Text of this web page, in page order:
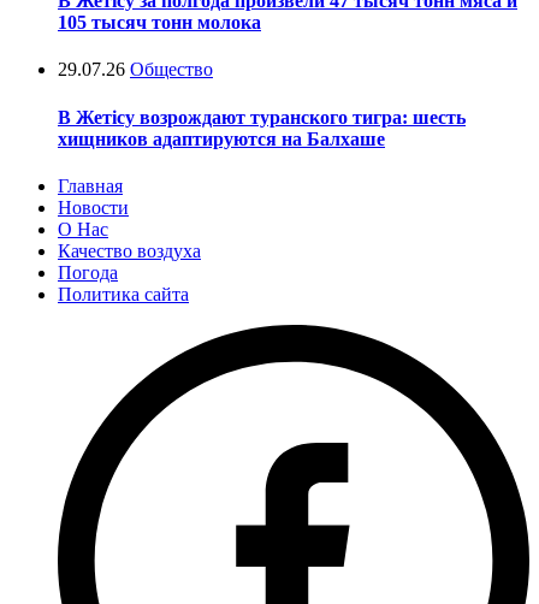
105 тысяч тонн молока
29.07.26 Общество
В Жетісу возрождают туранского тигра: шесть
хищников адаптируются на Балхаше
Главная
Новости
О Нас
Качество воздуха
Погода
Политика сайта